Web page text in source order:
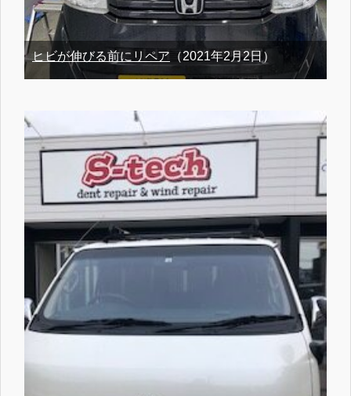
ヒビが伸びる前にリペア（2021年2月2日）